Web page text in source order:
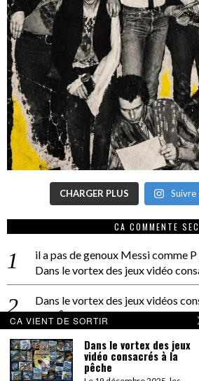
CHARGER PLUS Suivre
CA COMMENTE SEC
il a pas de genoux Messi comme
Dans le vortex des jeux vidéo
Dans le vortex des jeux vidéos
PACÔME THIELLEMENT
La séance d’Hip Gnose
La Patrie
dans
On a parlé Dolce Vita et lutte des
CA VIENT DE SORTIR
Dans le vortex des jeux
vidéo consacrés à la
pêche